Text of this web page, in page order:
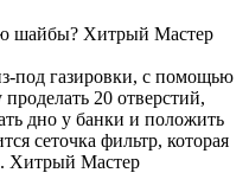
шайбы? Хитрый Мастер
под газировки, с помощью
20 отверстий,
дно у банки и положить
сеточка фильтр, которая
Хитрый Мастер